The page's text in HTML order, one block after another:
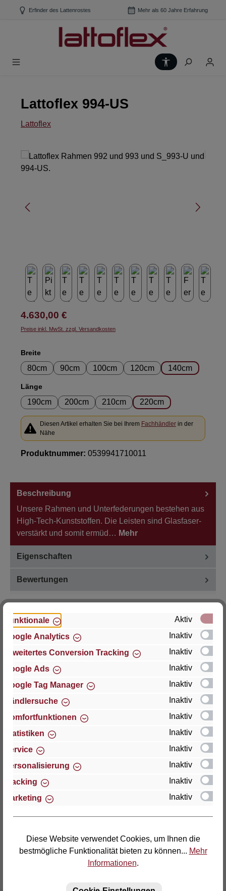
Zum Hauptinhalt springen
Erfinder des Lattenrostes Mehr als 60 Jahre Erfahrung
Lattoflex 994-US
Lattoflex
Bildergalerie überspringen
Regulärer Preis:
4.630,00 €
Preise inkl. MwSt. zzgl. Versandkosten
Breiteauswählen
80cm 90cm 100cm 120cm 140cm
Längeauswählen
190cm 200cm 210cm 220cm
Diesen Artikel erhalten Sie bei Ihrem Fachhändlerin der
Nähe
Produktnummer: 0539941710011
Beschreibung
Unsere Rahmen und Unterfederungen bestehen aus
High-Tech-Kunststoffen. Die Leisten sind Glasfaser-
verstärkt und somit ermüd… Mehr
Eigenschaften
Bewertungen
Hersteller
Für Fragen zu Produkt, Produktsicherheit oder
technische Unterstützung wenden Sie sich bitte an:
Thomas GmbH + Co. Sitz- und Liegemöbel KG
"Lattoflex"
D-27432 Bremervörde
Telefon: (04761) 979-0
E-Mail: info@lattoflex.com
Funktionale
Aktiv
Google Analytics
Inaktiv
Erweitertes Conversion Tracking
Inaktiv
Google Ads
Inaktiv
Google Tag Manager
Inaktiv
Händlersuche
Inaktiv
Komfortfunktionen
Inaktiv
Statistiken
Inaktiv
Service
Inaktiv
Personalisierung
Inaktiv
Tracking
Inaktiv
Marketing
Inaktiv
Diese Website verwendet Cookies, um Ihnen die
bestmögliche Funktionalität bieten zu können... Mehr
Informationen.